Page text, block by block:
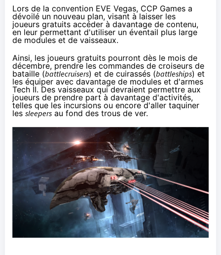
Lors de la convention EVE Vegas, CCP Games a
dévoilé un nouveau plan, visant à laisser les
joueurs gratuits accéder à davantage de contenu,
en leur permettant d'utiliser un éventail plus large
de modules et de vaisseaux.
Ainsi, les joueurs gratuits pourront dès le mois de
décembre, prendre les commandes de croiseurs de
bataille (battlecruisers) et de cuirassés (battleships) et
les équiper avec davantage de modules et d'armes
Tech II. Des vaisseaux qui devraient permettre aux
joueurs de prendre part à davantage d'activités,
telles que les incursions ou encore d'aller taquiner
les sleepers au fond des trous de ver.